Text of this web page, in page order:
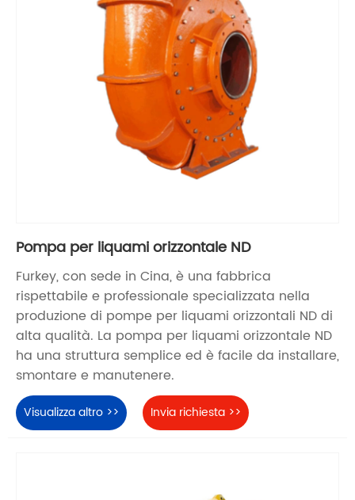
Pompa per liquami orizzontale ND
Furkey, con sede in Cina, è una fabbrica
rispettabile e professionale specializzata nella
produzione di pompe per liquami orizzontali ND di
alta qualità. La pompa per liquami orizzontale ND
ha una struttura semplice ed è facile da installare,
smontare e manutenere.
Visualizza altro >> Invia richiesta >>